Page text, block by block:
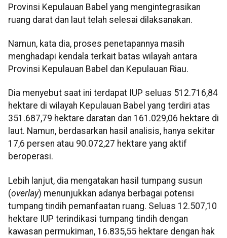
Provinsi Kepulauan Babel yang mengintegrasikan
ruang darat dan laut telah selesai dilaksanakan.
Namun, kata dia, proses penetapannya masih
menghadapi kendala terkait batas wilayah antara
Provinsi Kepulauan Babel dan Kepulauan Riau.
Dia menyebut saat ini terdapat IUP seluas 512.716,84
hektare di wilayah Kepulauan Babel yang terdiri atas
351.687,79 hektare daratan dan 161.029,06 hektare di
laut. Namun, berdasarkan hasil analisis, hanya sekitar
17,6 persen atau 90.072,27 hektare yang aktif
beroperasi.
Lebih lanjut, dia mengatakan hasil tumpang susun
(overlay) menunjukkan adanya berbagai potensi
tumpang tindih pemanfaatan ruang. Seluas 12.507,10
hektare IUP terindikasi tumpang tindih dengan
kawasan permukiman, 16.835,55 hektare dengan hak